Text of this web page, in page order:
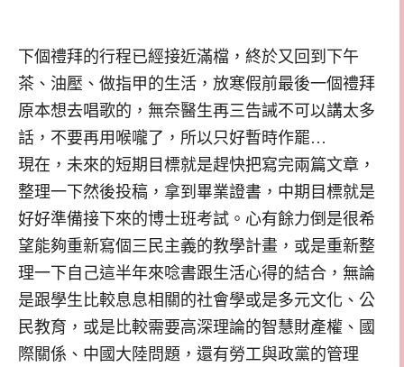
下個禮拜的行程已經接近滿檔，終於又回到下午
茶、油壓、做指甲的生活，放寒假前最後一個禮拜
原本想去唱歌的，無奈醫生再三告誡不可以講太多
話，不要再用喉嚨了，所以只好暫時作罷…
現在，未來的短期目標就是趕快把寫完兩篇文章，
整理一下然後投稿，拿到畢業證書，中期目標就是
好好準備接下來的博士班考試。心有餘力倒是很希
望能夠重新寫個三民主義的教學計畫，或是重新整
理一下自己這半年來唸書跟生活心得的結合，無論
是跟學生比較息息相關的社會學或是多元文化、公
民教育，或是比較需要高深理論的智慧財產權、國
際關係、中國大陸問題，還有勞工與政黨的管理